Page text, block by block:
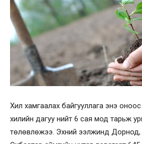
Хил хамгаалах байгууллага энэ оноос
хилийн дагуу нийт 6 сая мод тарьж
төлөвлөжээ. Эхний ээлжинд